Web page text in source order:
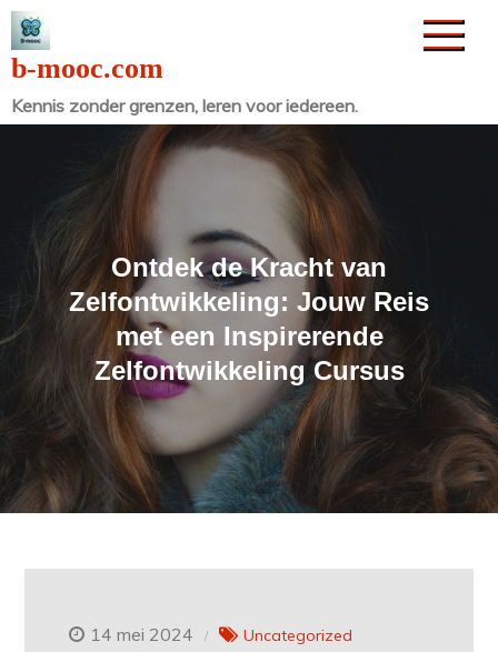
Naar
de
inhoud
gaan
b-mooc.com
Kennis zonder grenzen, leren voor iedereen.
Ontdek de Kracht van
Zelfontwikkeling: Jouw Reis
met een Inspirerende
Zelfontwikkeling Cursus
14 mei 2024 Uncategorized